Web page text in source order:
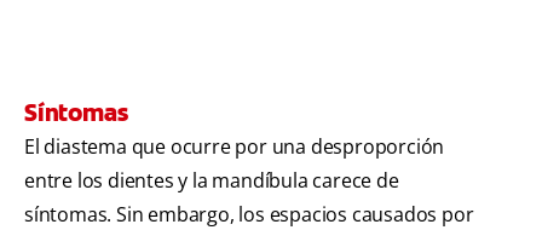
Síntomas
El diastema que ocurre por una desproporción
entre los dientes y la mandíbula carece de
síntomas. Sin embargo, los espacios causados por